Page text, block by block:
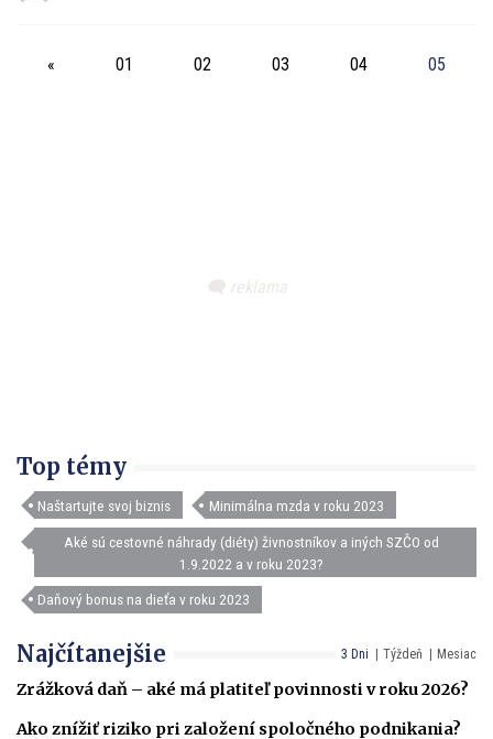
« 01 02 03 04 05
Top témy
Naštartujte svoj biznis Minimálna mzda v roku 2023
Aké sú cestovné náhrady (diéty) živnostníkov a iných SZČO od
1.9.2022 a v roku 2023?
Daňový bonus na dieťa v roku 2023
3 Dni Týždeň Mesiac
Najčítanejšie
Zrážková daň – aké má platiteľ povinnosti v roku 2026?
Ako znížiť riziko pri založení spoločného podnikania?